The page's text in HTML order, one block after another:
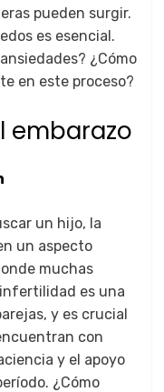
pueden surgir.
es esencial.
¿Cómo
en este proceso?
embarazo
un hijo, la
un aspecto
muchas
es una
y es crucial
con
y el apoyo
¿Cómo